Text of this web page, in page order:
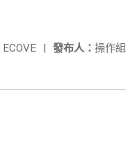
發布人： 操作組
ECOVE |